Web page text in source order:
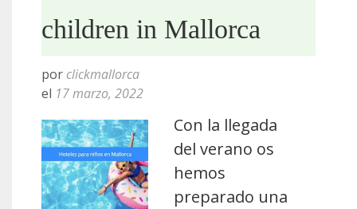
children in Mallorca
por clickmallorca
el 17 marzo, 2022
Con la llegada
del verano os
hemos
preparado una